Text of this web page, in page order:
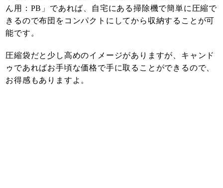
ん用：PB」であれば、自宅にある掃除機で簡単に圧縮で
きるので布団をコンパクトにしてから収納することが可
能です。
圧縮袋だと少し高めのイメージがありますが、キャンド
ゥであればお手頃な価格で手に取ることができるので、
お得感もありますよ。